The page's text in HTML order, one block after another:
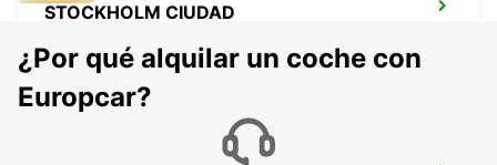
STOCKHOLM CIUDAD
¿Por qué alquilar un coche con
Europcar?